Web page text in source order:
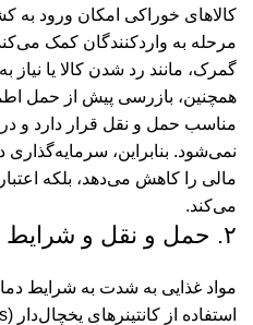
کالاهای خوراکی امکان ورود به
مرحله به واردکنندگان کمک
گمرک، مانند رد شدن کالا یا نیاز
همچنین، بازرسی پیش از حمل
مناسب حمل و نقل قرار دارد و
نمی‌شود. بنابراین، سرمایه‌گذاری
مالی را کاهش می‌دهد، بلکه
می‌کند.
۲. حمل و نقل و شرایط نگهداری
مواد غذایی به شدت به شرایط